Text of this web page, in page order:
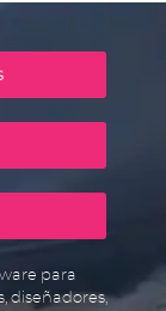
para
diseñadores,